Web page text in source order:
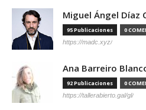
Miguel Ángel Díaz
95 Publicaciones 0
https://madc.xyz/
Ana Barreiro
92 Publicaciones 0
https://tallerabierto.gal/gl/